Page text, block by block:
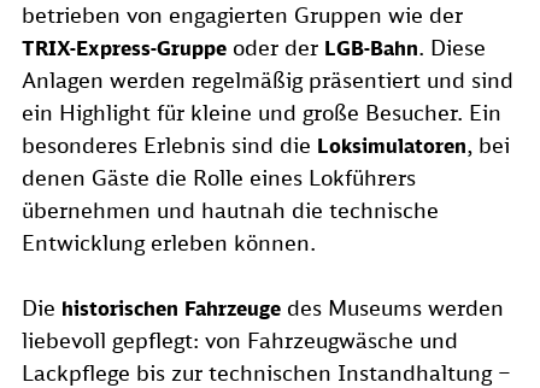
betrieben von engagierten Gruppen wie der
TRIX-Express-Gruppe oder der LGB-Bahn. Diese
Anlagen werden regelmäßig präsentiert und sind
ein Highlight für kleine und große Besucher. Ein
besonderes Erlebnis sind die Loksimulatoren, bei
denen Gäste die Rolle eines Lokführers
übernehmen und hautnah die technische
Entwicklung erleben können.
Die historischen Fahrzeuge des Museums werden
liebevoll gepflegt: von Fahrzeugwäsche und
Lackpflege bis zur technischen Instandhaltung –